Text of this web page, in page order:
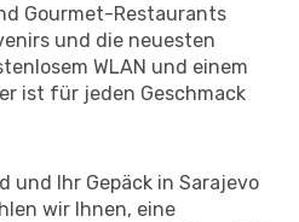
Gourmet-Restaurants
und die neuesten
WLAN und einem
ist für jeden Geschmack
und Ihr Gepäck in Sarajevo
wir Ihnen, eine